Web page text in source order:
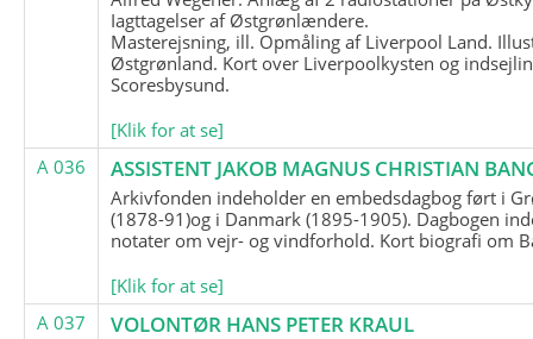
Iagttagelser af Østgrønlændere.
Masterejsning, ill. Opmåling af Liverpool Land.
Østgrønland. Kort over Liverpoolkysten og
Scoresbysund.
[Klik for at se]
A 036
ASSISTENT JAKOB MAGNUS CHRISTIAN
Arkivfonden indeholder en embedsdagbog ført i
(1878-91)og i Danmark (1895-1905). Dagbogen
notater om vejr- og vindforhold. Kort biografi om
[Klik for at se]
A 037
VOLONTØR HANS PETER KRAUL